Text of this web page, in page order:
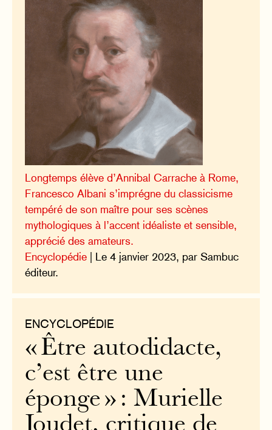
Longtemps élève d’Annibal Carrache à Rome,
Francesco Albani s’imprégne du classicisme
tempéré de son maître pour ses scènes
mythologiques à l’accent idéaliste et sensible,
apprécié des amateurs.
Encyclopédie | Le 4 janvier 2023, par Sambuc
éditeur.
ENCYCLOPÉDIE
« Être autodidacte,
c’est être une
éponge » : Murielle